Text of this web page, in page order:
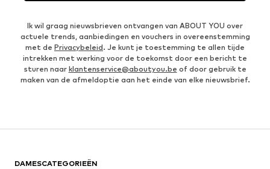
Ik wil graag nieuwsbrieven ontvangen van ABOUT YOU over
actuele trends, aanbiedingen en vouchers in overeenstemming
met de Privacybeleid. Je kunt je toestemming te allen tijde
intrekken met werking voor de toekomst door een bericht te
sturen naar klantenservice@aboutyou.be of door gebruik te
maken van de afmeldoptie aan het einde van elke nieuwsbrief.
DAMESCATEGORIEËN